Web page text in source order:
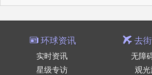
环球资讯
实时资讯
星级专访
去
无障
观